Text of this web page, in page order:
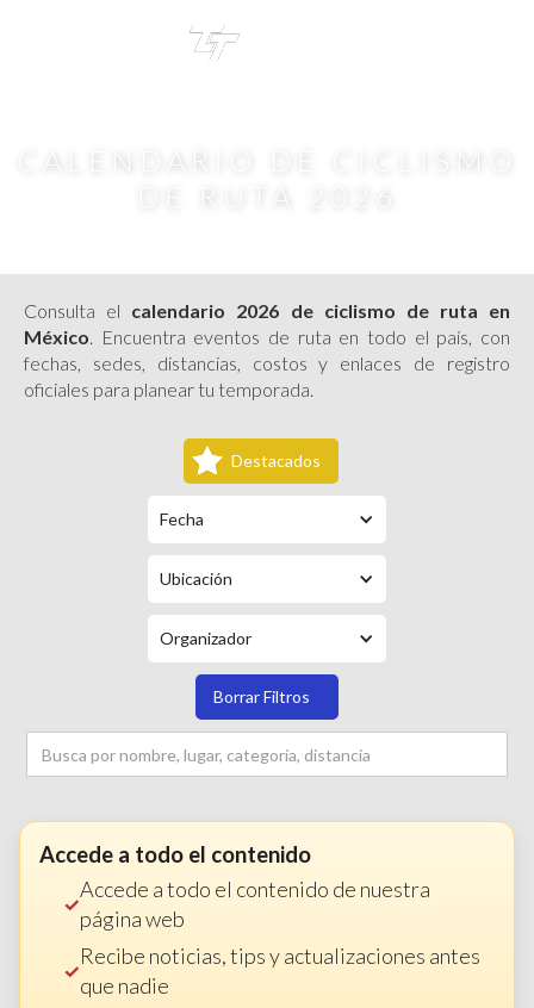
Consulta el calendario 2026 de ciclismo de ruta en
México. Encuentra eventos de ruta en todo el país, con
fechas, sedes, distancias, costos y enlaces de registro
oficiales para planear tu temporada.
Destacados
Fecha
Ubicación
Organizador
Borrar Filtros
Accede a todo el contenido
Accede a todo el contenido de nuestra
página web
Recibe noticias, tips y actualizaciones antes
que nadie